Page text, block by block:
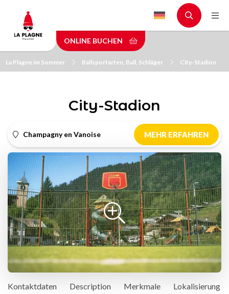
main
content
ONLINE BUCHEN
La Plagne im Sommer Ballsportarten, Ball, Schläger City-Stadion
City-Stadion
Champagny en Vanoise MEHR ERFAHREN
Kontaktdaten Description Merkmale Lokalisierung